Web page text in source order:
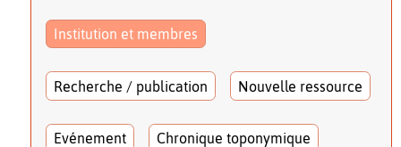
Institution et membres
Recherche / publication Nouvelle ressource
Evénement Chronique toponymique